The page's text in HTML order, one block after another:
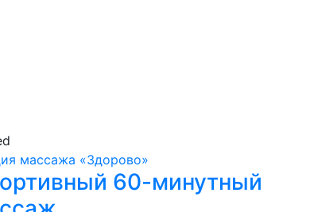
массажа «‎‎Здорово»
60-минутный